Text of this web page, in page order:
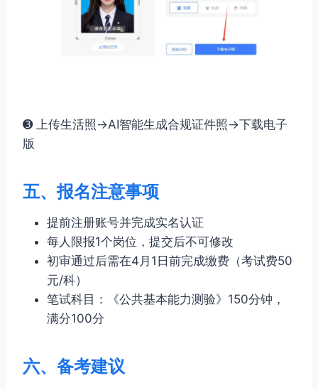
➌ 上传生活照→AI智能生成合规证件照→下载电子
版
五、报名注意事项
提前注册账号并完成实名认证
每人限报1个岗位，提交后不可修改
初审通过后需在4月1日前完成缴费（考试费50
元/科）
笔试科目：《公共基本能力测验》150分钟，
满分100分
六、备考建议